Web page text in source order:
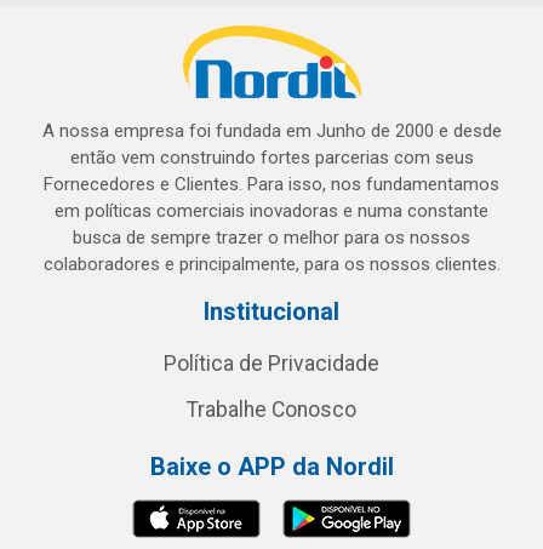
A nossa empresa foi fundada em Junho de 2000 e desde
então vem construindo fortes parcerias com seus
Fornecedores e Clientes. Para isso, nos fundamentamos
em políticas comerciais inovadoras e numa constante
busca de sempre trazer o melhor para os nossos
colaboradores e principalmente, para os nossos clientes.
Institucional
Política de Privacidade
Trabalhe Conosco
Baixe o APP da Nordil